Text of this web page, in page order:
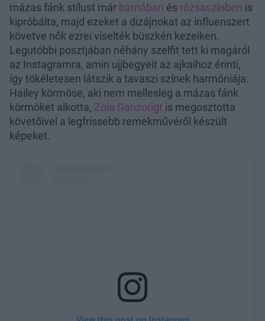
mázas fánk stílust már barnában és rózsaszínben is
kipróbálta, majd ezeket a dizájnokat az influenszert
követve nők ezrei viselték büszkén kezeiken.
Legutóbbi posztjában néhány szelfit tett ki magáról
az Instagramra, amin ujjbegyeit az ajkaihoz érinti,
így tökéletesen látszik a tavaszi színek harmóniája.
Hailey körmöse, aki nem mellesleg a mázas fánk
körmöket alkotta, Zola Ganzorigt is megosztotta
követőivel a legfrissebb remekművéről készült
képeket.